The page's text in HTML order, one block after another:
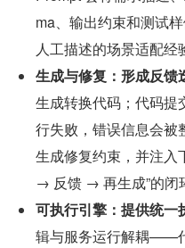
ma、输出约束和测试
人工描述的场景适配经
生成与修复：形成反馈
生成转换代码；代码提
行失败，错误信息会被
生成修复约束，并注
→ 反馈 → 再生成”的闭
可执行引擎：提供统一
辑与服务运行解耦——